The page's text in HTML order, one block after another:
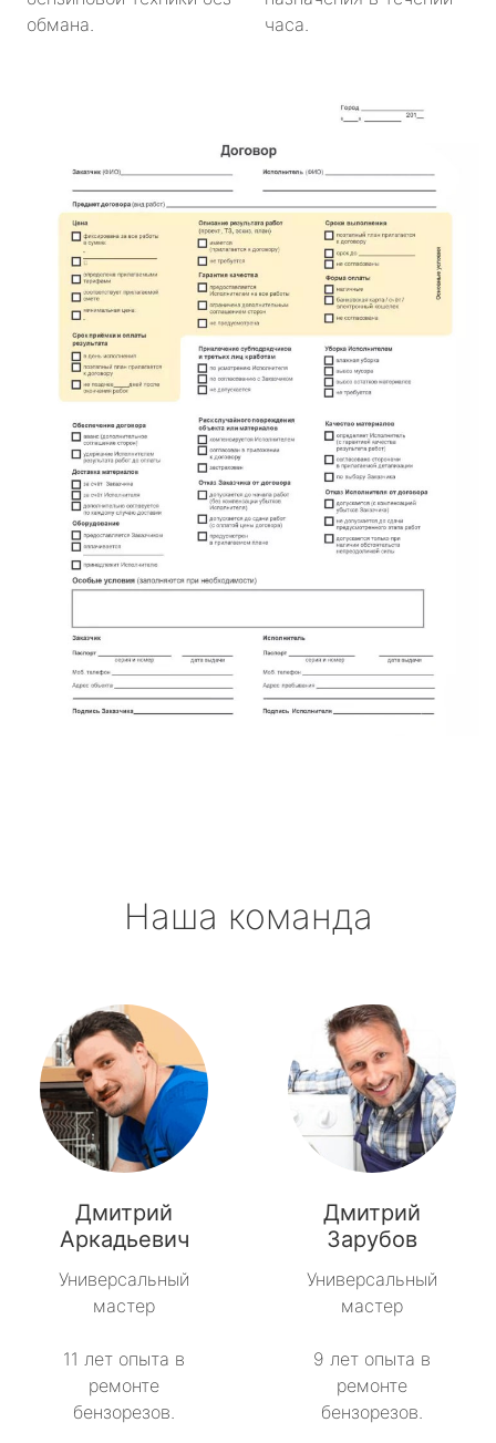
обмана.
часа.
Наша команда
Дмитрий
Аркадьевич
Универсальный
мастер
11 лет опыта в
ремонте
бензорезов.
Дмитрий
Зарубов
Универсальный
мастер
9 лет опыта в
ремонте
бензорезов.